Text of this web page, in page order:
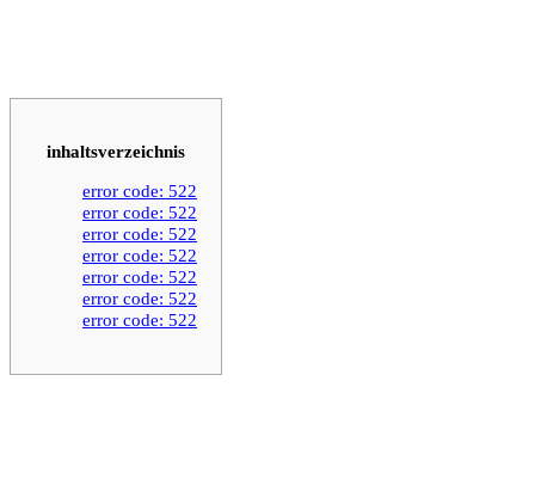
inhaltsverzeichnis
error code: 522
error code: 522
error code: 522
error code: 522
error code: 522
error code: 522
error code: 522